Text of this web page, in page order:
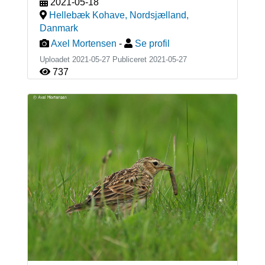
2021-05-18
Hellebæk Kohave, Nordsjælland,
Danmark
Axel Mortensen - Se profil
Uploadet 2021-05-27 Publiceret 2021-05-27
737